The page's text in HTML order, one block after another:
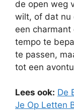
de open weg
wilt, of dat nu
een charmant
tempo te
te passen,
tot een
Lees ook: De
Je Op Letten